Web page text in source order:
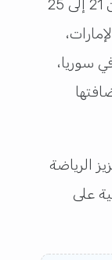
تُنظم في صالة لوسيل الرياضية من 21 إلى 25
سوريا،
الرياضة
على